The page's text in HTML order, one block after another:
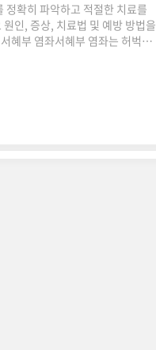
정확히 파악하고 적절한 치료를
인, 증상, 치료법 및 예방 방법을
혜부 염좌서혜부 염좌는 허벅지
증, 걷기나 달리기 시 악화, 다
니다. 운동 중 무리한 움직임이